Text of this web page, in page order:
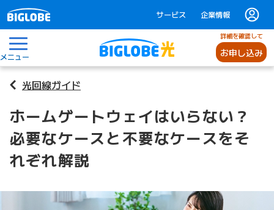
サービス 企業情報
メニュー
詳細を確認して
お申し込み
光回線ガイド
ホームゲートウェイはいらない？
必要なケースと不要なケースをそ
れぞれ解説